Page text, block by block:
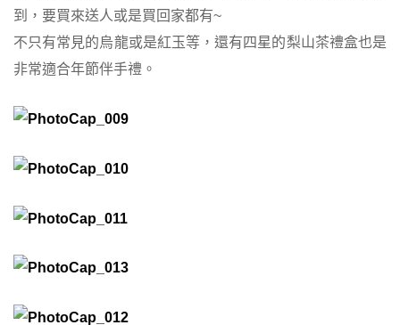
到，要買來送人或是買回家都有~
不只有常見的烏龍或是紅玉等，還有四星的梨山茶禮盒也是
非常適合年節伴手禮。